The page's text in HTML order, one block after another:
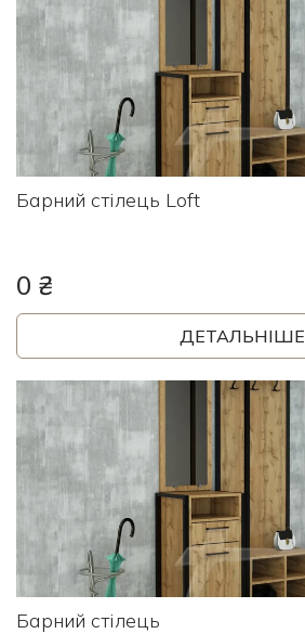
Барний стілець Loft
0 ₴
ДЕТАЛЬНІШЕ
Барний стілець